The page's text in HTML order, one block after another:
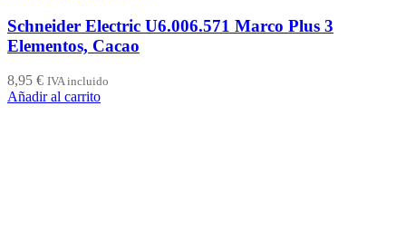
Schneider Electric U6.006.571 Marco Plus 3
Elementos, Cacao
8,95 € IVA incluido
Añadir al carrito